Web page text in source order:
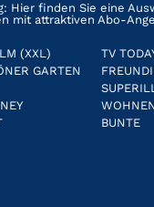
Hier finden Sie eine
mit attraktiven Abo-
(XXL)
GARTEN
TV
BUNTE